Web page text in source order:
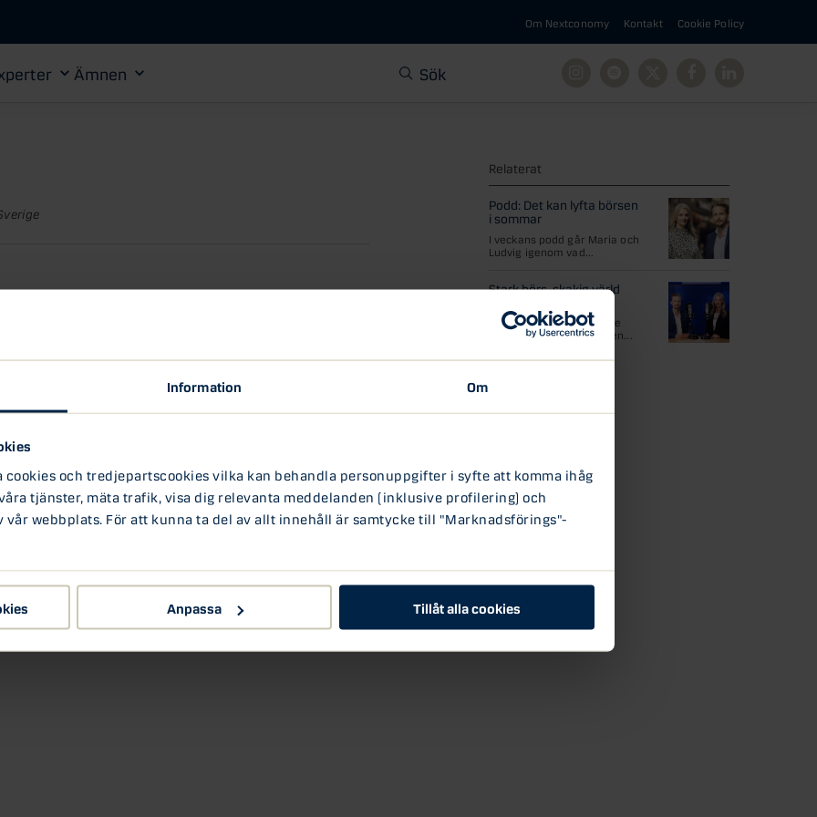
Information Om
cookies och tredjepartscookies vilka kan behandla personuppgifter i syfte att komma ihåg
tjänster, mäta trafik, visa dig relevanta meddelanden (inklusive profilering) och
vår webbplats. För att kunna ta del av allt innehåll är samtycke till "Marknadsförings"-
Anpassa Tillåt alla cookies
Om Nextconomy Kontakt Cookie Policy
Ämnen Sök
starkt på börserna, och investerares syn på
än tidigare. I veckans podd diskuterar vi
och vilka är de största riskerna? Vi går
i specifika teman som försvar, AI eller
du vill att vi ska ta upp i podden via formuläret:
Relaterat
Podd: Det kan lyfta börsen
i sommar
I veckans podd går Maria och
Ludvig igenom vad...
Stark börs, skakig värld
Geopolitisk oro, högre
energipriser och stigande
räntor präglar marknaden...